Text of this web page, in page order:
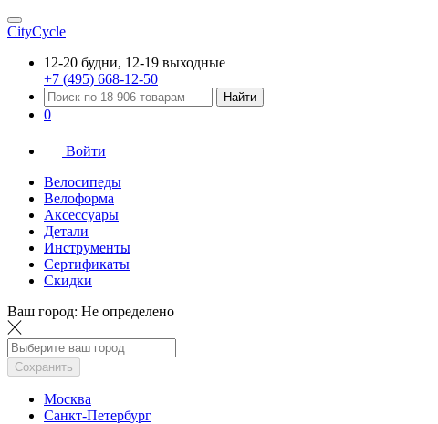
CityCycle
12-20 будни, 12-19 выходные
+7 (495) 668-12-50
Найти
0
Войти
Велосипеды
Велоформа
Аксессуары
Детали
Инструменты
Сертификаты
Скидки
Ваш город: Не определено
Сохранить
Москва
Санкт-Петербург